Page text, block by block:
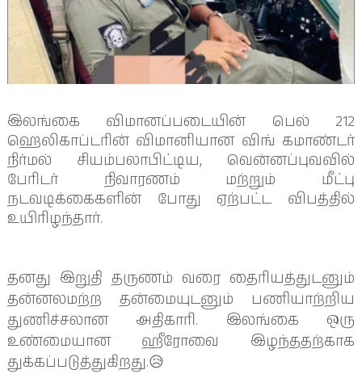
இலங்கை விமானப்படையின் பெல் 212
ஹெலிகாப்டரின் விமானியான விங் கமாண்டர்
நிர்மல் சியம்பலாபிட்டிய, வென்னப்புவவில்
பேரிடர் நிவாரணம் மற்றும் மீட்பு
நடவடிக்கைகளின் போது ஏற்பட்ட விபத்தில்
உயிரிழந்தார்.
தனது இறுதி தருணம் வரை தைரியத்துடனும்
தன்னலமற்ற தன்மையுடனும் பணியாற்றிய
துணிச்சலான அதிகாரி. இலங்கை ஒரு
உண்மையான ஹீரோவை இழந்ததற்காக
துக்கப்படுத்துகிறது.😥